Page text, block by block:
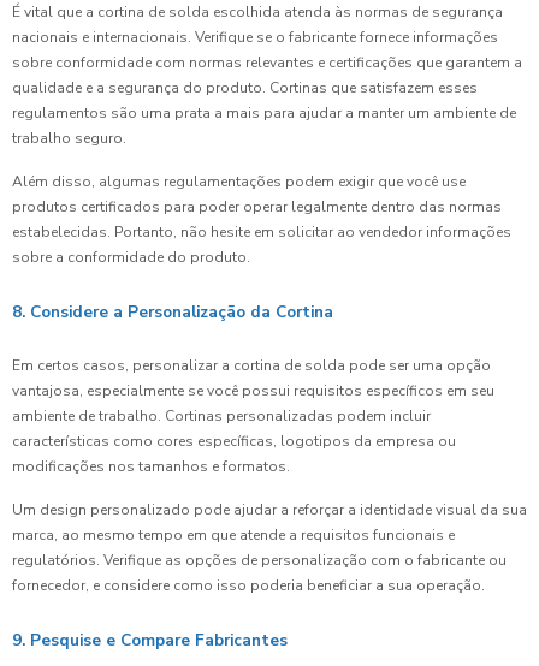
É vital que a cortina de solda escolhida atenda às normas de segurança
nacionais e internacionais. Verifique se o fabricante fornece informações
sobre conformidade com normas relevantes e certificações que garantem a
qualidade e a segurança do produto. Cortinas que satisfazem esses
regulamentos são uma prata a mais para ajudar a manter um ambiente de
trabalho seguro.
Além disso, algumas regulamentações podem exigir que você use
produtos certificados para poder operar legalmente dentro das normas
estabelecidas. Portanto, não hesite em solicitar ao vendedor informações
sobre a conformidade do produto.
8. Considere a Personalização da Cortina
Em certos casos, personalizar a cortina de solda pode ser uma opção
vantajosa, especialmente se você possui requisitos específicos em seu
ambiente de trabalho. Cortinas personalizadas podem incluir
características como cores específicas, logotipos da empresa ou
modificações nos tamanhos e formatos.
Um design personalizado pode ajudar a reforçar a identidade visual da sua
marca, ao mesmo tempo em que atende a requisitos funcionais e
regulatórios. Verifique as opções de personalização com o fabricante ou
fornecedor, e considere como isso poderia beneficiar a sua operação.
9. Pesquise e Compare Fabricantes